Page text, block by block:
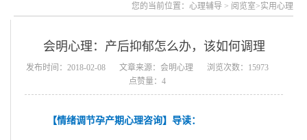
您的当前位置： 心理辅导 > 阅览室>实用心理
会明心理：产后抑郁怎么办，该如何调理
发布时间：2018-02-08 文章来源：会明心理
浏览次数：15973
点赞量：4
【情绪调节孕产期心理咨询】导读：